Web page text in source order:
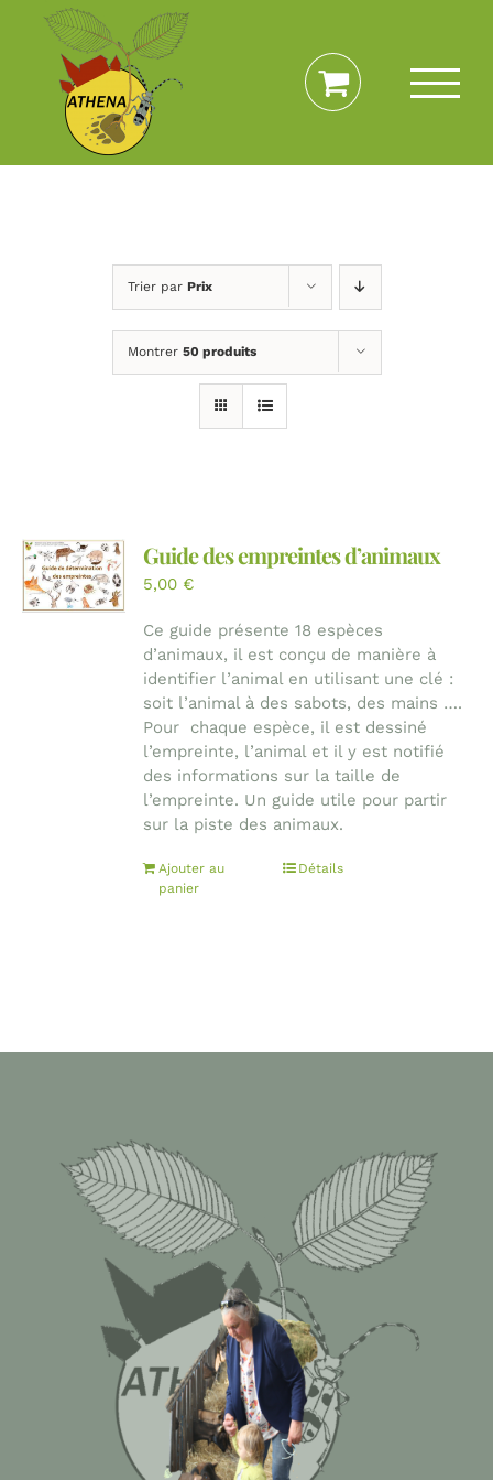
Passer
contenu
Trier par Prix
Montrer 50 produits
Guide des empreintes d’animaux
5,00 €
Ce guide présente 18 espèces
d’animaux, il est conçu de manière à
identifier l’animal en utilisant une clé :
soit l’animal à des sabots, des mains ….
Pour chaque espèce, il est dessiné
l’empreinte, l’animal et il y est notifié
des informations sur la taille de
l’empreinte. Un guide utile pour partir
sur la piste des animaux.
Ajouter au
panier
Détails